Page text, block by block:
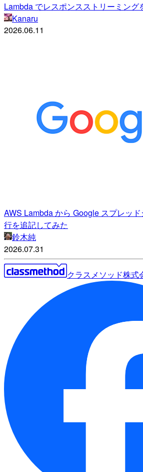
Lambda でレスポンスストリーミング
Kanaru
2026.06.11
AWS Lambda から Google スプレッ
行を追記してみた
鈴木純
2026.07.31
クラスメソッド株式